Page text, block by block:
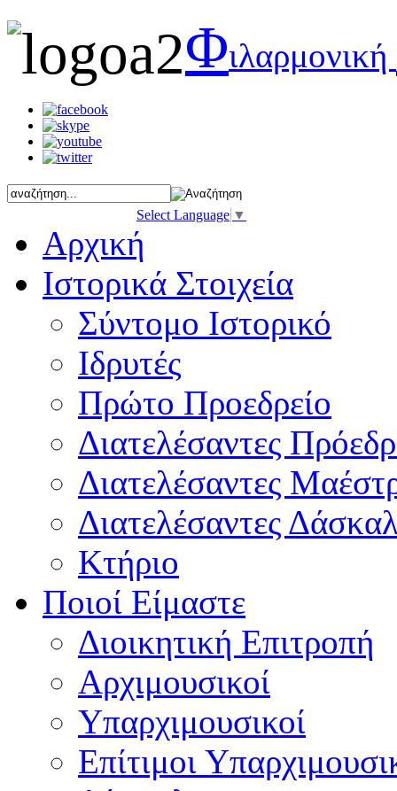
Φιλαρμονική
Select Language ▼
Αρχική
Ιστορικά Στοιχεία
Σύντομο Ιστορικό
Ιδρυτές
Πρώτο Προεδρείο
Διατελέσαντες
Διατελέσαντες
Διατελέσαντες
Κτήριο
Ποιοί Είμαστε
Διοικητική Επιτροπή
Aρχιμουσικοί
Υπαρχιμουσικοί
Επίτιμοι